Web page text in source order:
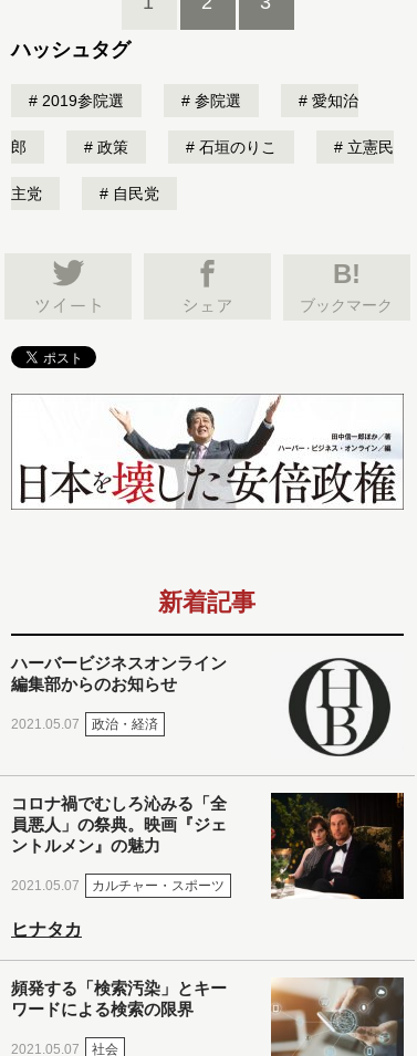
ハッシュタグ
2019参院選 参院選 愛知治
郎 政策 石垣のりこ 立憲民
主党 自民党
B!
ブックマーク
新着記事
ハーバービジネスオンライン
編集部からのお知らせ
2021.05.07 政治・経済
コロナ禍でむしろ沁みる「全
員悪人」の祭典。映画『ジェ
ントルメン』の魅力
2021.05.07 カルチャー・スポーツ
ヒナタカ
頻発する「検索汚染」とキー
ワードによる検索の限界
2021.05.07 社会